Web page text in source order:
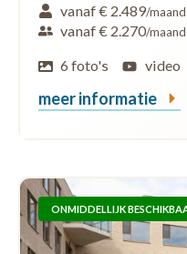
vanaf € 2.489/maand
vanaf € 2.270/maand
6 foto's
video
meer informatie
ONMIDDELLIJK